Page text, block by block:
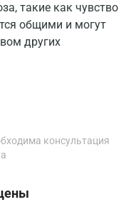
такие как чувство
общими и могут
других
консультация